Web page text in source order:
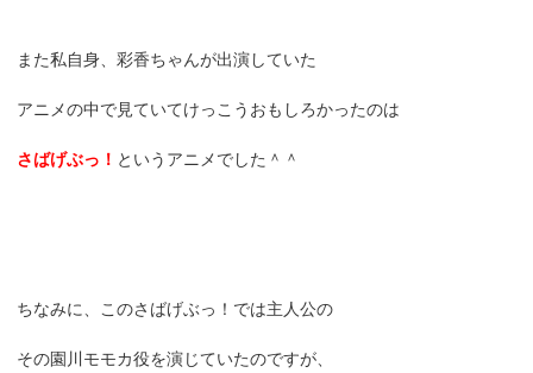
また私自身、彩香ちゃんが出演していた
アニメの中で見ていてけっこうおもしろかったのは
さばげぶっ！ というアニメでした＾＾
ちなみに、このさばげぶっ！では主人公の
その園川モモカ役を演じていたのですが、